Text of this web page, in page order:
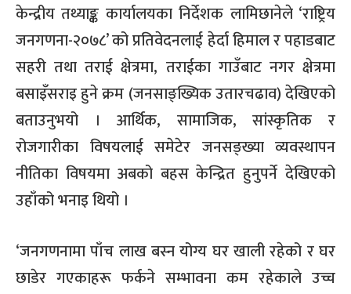
केन्द्रीय तथ्याङ्क कार्यालयका निर्देशक लामिछानेले ‘राष्ट्रिय
जनगणना-२०७८’ को प्रतिवेदनलाई हेर्दा हिमाल र पहाडबाट
सहरी तथा तराई क्षेत्रमा, तराईका गाउँबाट नगर क्षेत्रमा
बसाइँसराइ हुने क्रम (जनसाङ्ख्यिक उतारचढाव) देखिएको
बताउनुभयो । आर्थिक, सामाजिक, सांस्कृतिक र
रोजगारीका विषयलाई समेटेर जनसङ्ख्या व्यवस्थापन
नीतिका विषयमा अबको बहस केन्द्रित हुनुपर्ने देखिएको
उहाँको भनाइ थियो ।
‘जनगणनामा पाँच लाख बस्न योग्य घर खाली रहेको र घर
छाडेर गएकाहरू फर्कने सम्भावना कम रहेकाले उच्च